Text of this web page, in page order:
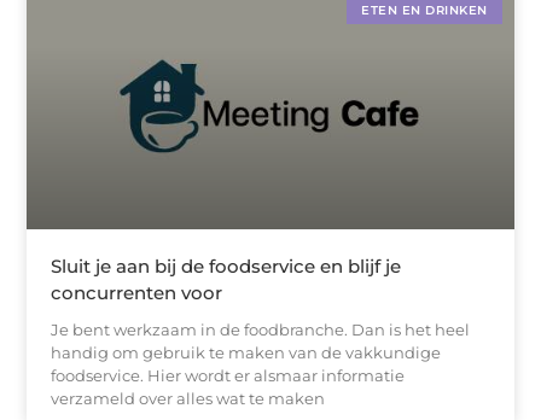
ETEN EN DRINKEN
Sluit je aan bij de foodservice en blijf je
concurrenten voor
Je bent werkzaam in de foodbranche. Dan is het heel
handig om gebruik te maken van de vakkundige
foodservice. Hier wordt er alsmaar informatie
verzameld over alles wat te maken